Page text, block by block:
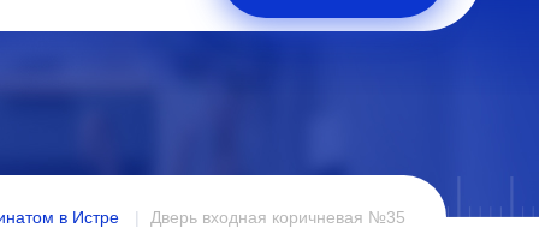
в Истре Дверь входная коричневая №35